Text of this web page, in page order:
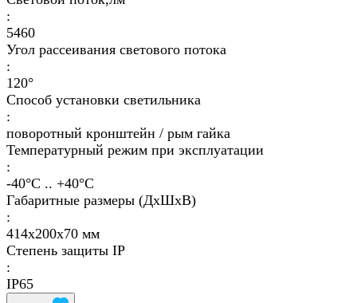
:
5460
Угол рассеивания светового потока
:
120°
Способ установки светильника
:
поворотный кронштейн / рым гайка
Температурный режим при эксплуатации
:
-40°С .. +40°C
Габаритные размеры (ДхШхВ)
:
414х200х70 мм
Степень защиты IP
:
IP65